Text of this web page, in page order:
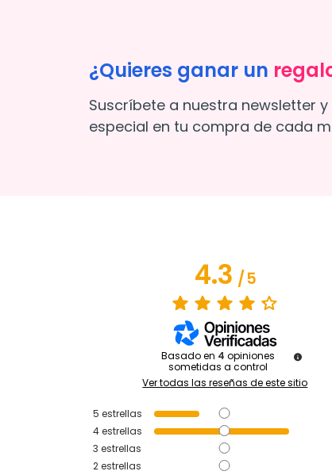
¿Quieres ganar un
Suscríbete a nuestra newsletter
especial en tu compra de cada
4.3/5
Basado en 4 opiniones
sometidas a control
Ver todas las reseñas de este sitio
5 estrellas
4estrellas
3 estrellas
2estrellas